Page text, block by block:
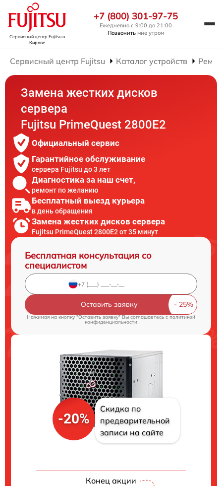
Сервисный центр Fujitsuв
Кирове
+7 (800) 301-97-75
Ежедневно с 9:00 до 21:00
Позвонить мне утром
Сервисный центр Fujitsu Каталог устройств
Замена жестких дисков
сервера
Fujitsu PrimeQuest 2800E2
Официальный сервис
Гарантийное обслуживание
сервера Fujitsu до 3 лет
Диагностика за наш счет,
ремонт по желанию
Бесплатный выезд курьера
в день обращения
Замена жестких дисков сервера
Fujitsu PrimeQuest 2800E2 от 35 минут
Бесплатная консультация со
специалистом
Оставить заявку
Нажимая на кнопку "Оставить заявку" Вы соглашаетесь cполитикой
конфиденциальности
-20%
Скидка по
предварительной
записи на сайте
Конец акции